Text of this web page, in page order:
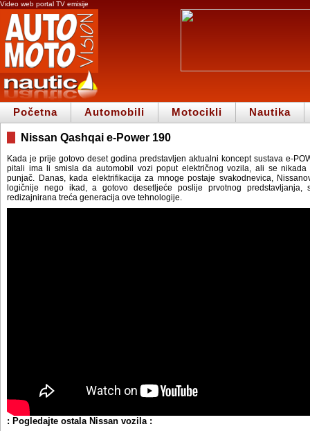
Video web portal TV emisije
Početna Automobili Motocikli Nautika
Nissan Qashqai e-Power 190
Kada je prije gotovo deset godina predstavljen aktualni koncept sustava e-
pitali ima li smisla da automobil vozi poput električnog vozila, ali se
punjač. Danas, kada elektrifikacija za mnoge postaje svakodnevica,
logičnije nego ikad, a gotovo desetljeće poslije prvotnog predstavljanja,
redizajnirana treća generacija ove tehnologije.
: Pogledajte ostala Nissan vozila :